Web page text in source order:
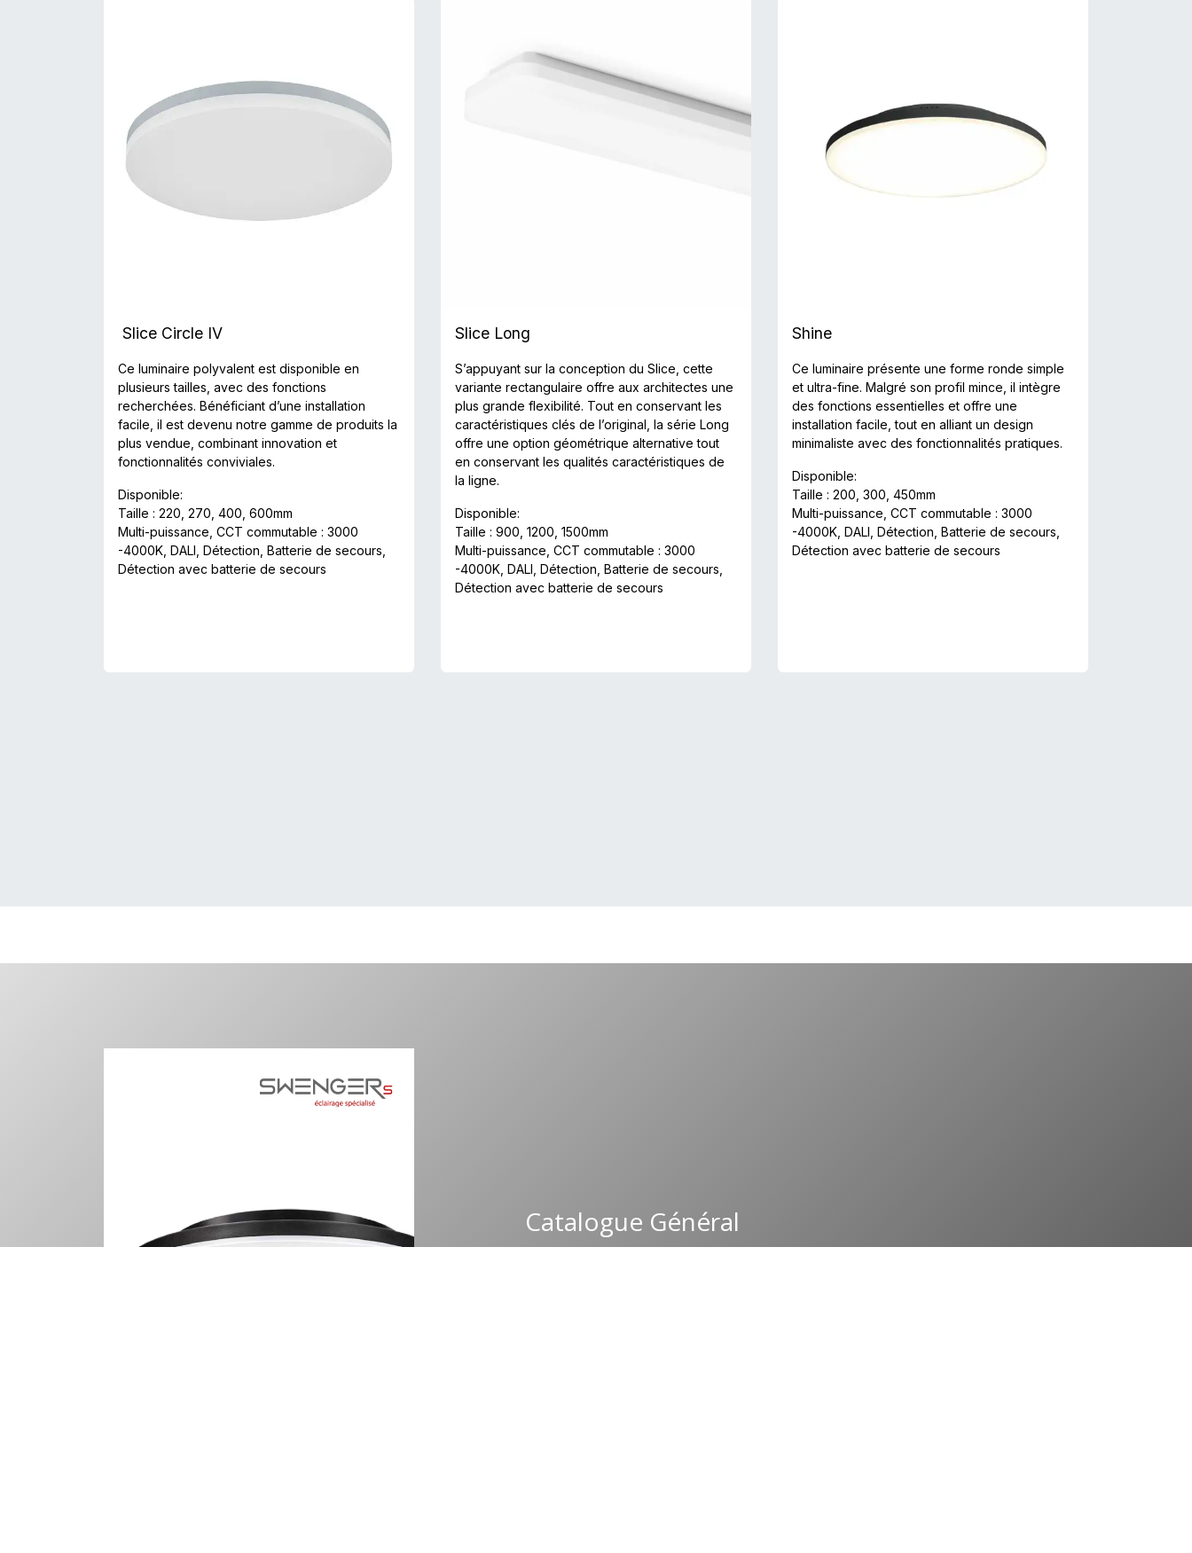
Slice Circle IV
Ce luminaire polyvalent est disponible en
plusieurs tailles, avec des fonctions
recherchées. Bénéficiant d’une installation
facile, il est devenu notre gamme de produits la
plus vendue, combinant innovation et
fonctionnalités conviviales.
Disponible:
Taille : 220, 270, 400, 600mm
Multi-puissance, CCT commutable : 3000
-4000K, DALI, Détection, Batterie de secours,
Détection avec batterie de secours
Slice Long
S’appuyant sur la conception du Slice, cette
variante rectangulaire offre aux architectes une
plus grande flexibilité. Tout en conservant les
caractéristiques clés de l’original, la série Long
offre une option géométrique alternative tout
en conservant les qualités caractéristiques de
la ligne.
Disponible:
Taille : 900, 1200, 1500mm
Multi-puissance, CCT commutable : 3000
-4000K, DALI, Détection, Batterie de secours,
Détection avec batterie de secours
Shine
Ce luminaire présente une forme ronde simple
et ultra-fine. Malgré son profil mince, il intègre
des fonctions essentielles et offre une
installation facile, tout en alliant un design
minimaliste avec des fonctionnalités pratiques.
Disponible:
Taille : 200, 300, 450mm
Multi-puissance, CCT commutable : 3000
-4000K, DALI, Détection, Batterie de secours,
Détection avec batterie de secours
Catalogue Général